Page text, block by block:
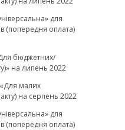
для
(попередня оплата)
бюджетних/
на липень 2022
малих
на серпень 2022
для
(попередня оплата)